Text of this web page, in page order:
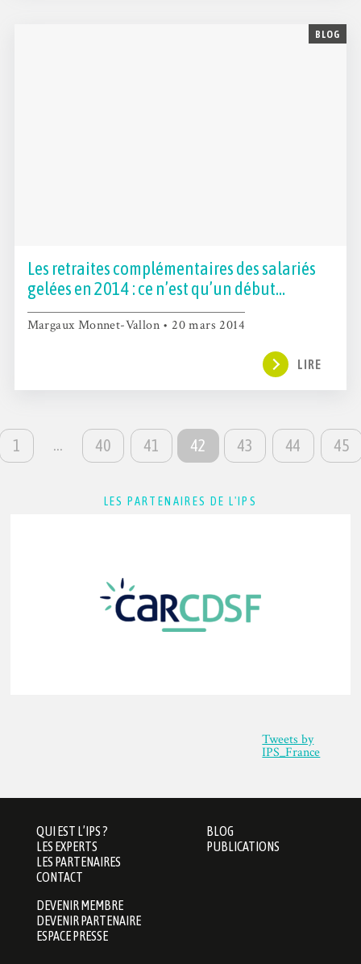
BLOG
Les retraites complémentaires des salariés
gelées en 2014 : ce n’est qu’un début…
Margaux Monnet-Vallon • 20 mars 2014
LIRE
1 … 40 41 42 43 44 45
LES PARTENAIRES DE L'IPS
Tweets by
IPS_France
QUI EST L’IPS ?
LES EXPERTS
LES PARTENAIRES
CONTACT
BLOG
PUBLICATIONS
DEVENIR MEMBRE
DEVENIR PARTENAIRE
ESPACE PRESSE